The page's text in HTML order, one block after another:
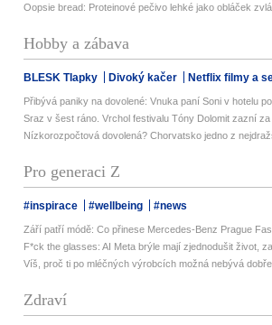
Oopsie bread: Proteinové pečivo lehké jako obláček
Hobby a zábava
BLESK Tlapky Divoký kačer Netflix filmy a
Přibývá paniky na dovolené: Vnuka paní Soni v hotelu
Sraz v šest ráno. Vrchol festivalu Tóny Dolomit zazní za
Nízkorozpočtová dovolená? Chorvatsko jedno z
Pro generaci Z
#inspirace #wellbeing #news
Září patří módě: Co přinese Mercedes-Benz Prague
F*ck the glasses: AI Meta brýle mají zjednodušit život,
Víš, proč ti po mléčných výrobcích možná nebývá
Zdraví